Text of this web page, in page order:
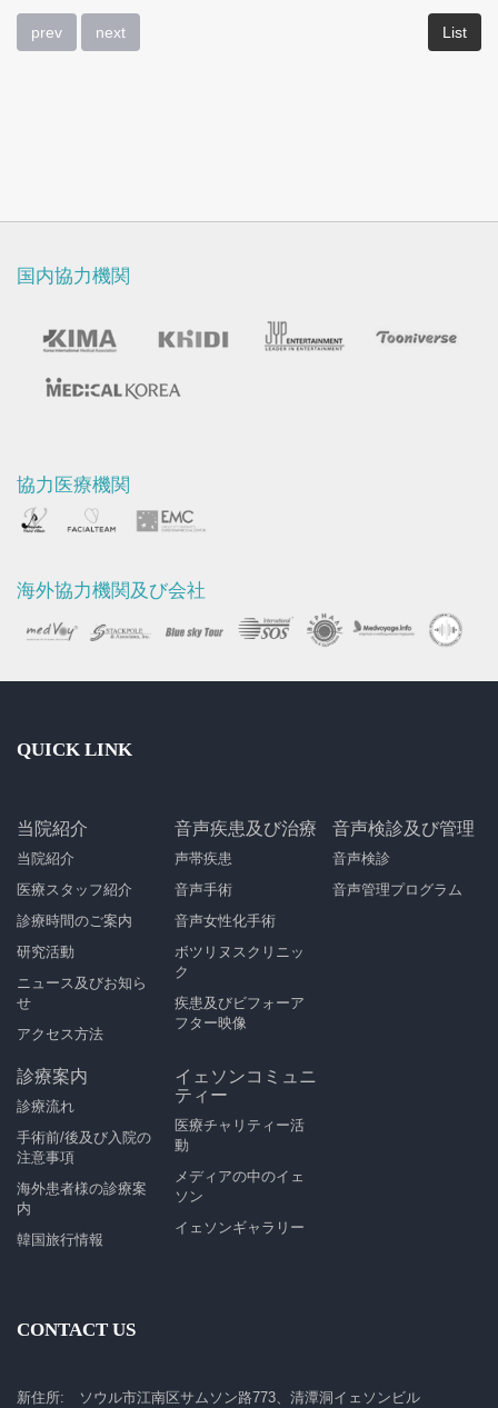
prev next List
国内協力機関
協力医療機関
海外協力機関及び会社
QUICK LINK
当院紹介
当院紹介
医療スタッフ紹介
診療時間のご案内
研究活動
ニュース及びお知ら
せ
アクセス方法
音声疾患及び治療
声帯疾患
音声手術
音声女性化手術
ボツリヌスクリニッ
ク
疾患及びビフォーア
フター映像
音声検診及び管理
音声検診
音声管理プログラム
診療案内
診療流れ
手術前/後及び入院の
注意事項
海外患者様の診療案
内
韓国旅行情報
イェソンコミュニ
ティー
医療チャリティー活
動
メディアの中のイェ
ソン
イェソンギャラリー
CONTACT US
新住所: ソウル市江南区サムソン路773、清潭洞イェソンビル